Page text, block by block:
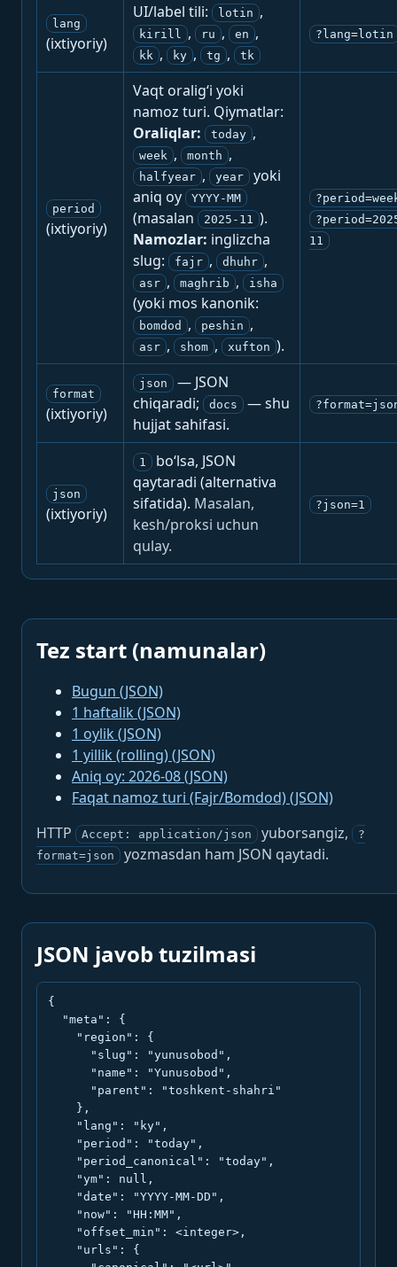
lang
(ixtiyoriy)
UI/label tili: lotin ,
kirill , ru , en ,
kk , ky , tg , tk
?lang=lotin
period
(ixtiyoriy)
Vaqt oralig‘i yoki
namoz turi. Qiymatlar:
Oraliqlar:
today ,
week , month ,
halfyear , year
yoki
aniq oy
YYYY-MM
(masalan 2025-11 ).
Namozlar: inglizcha
slug:
fajr , dhuhr ,
asr , maghrib , isha
(yoki mos kanonik:
bomdod , peshin ,
asr , shom , xufton ).
11
format
(ixtiyoriy)
json
— JSON
chiqaradi;
docs
— shu
hujjat sahifasi.
json
(ixtiyoriy)
1
bo‘lsa, JSON
qaytaradi (alternativa
sifatida). Masalan,
kesh/proksi uchun
qulay.
?json=1
Tez start (namunalar)
Bugun (JSON)
1 haftalik (JSON)
1 oylik (JSON)
1 yillik (rolling) (JSON)
Aniq oy: 2026-08 (JSON)
Faqat namoz turi (Fajr/Bomdod) (JSON)
HTTP
Accept: application/json yuborsangiz,
?
format=json
yozmasdan ham JSON qaytadi.
JSON javob tuzilmasi
{
  "meta": {
    "region": {
      "slug": "yunusobod",
      "name": "Yunusobod",
      "parent": "toshkent-shahri"
    },
    "lang": "ky",
    "period": "today",
    "period_canonical": "today",
    "ym": null,
    "date": "YYYY-MM-DD",
    "now": "HH:MM",
    "offset_min": <integer>,
    "urls": {